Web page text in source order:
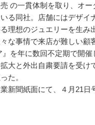
の一貫体制を取り、オー
る同社。店舗にはデザイ
理想のジュエリーを生み
な事情で来店が難しい顧
』を年に数回不定期で開
大と外出自粛要請を受け
た。
新聞紙面にて、４月21日